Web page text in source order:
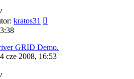
kratos31
GRID Demo.
cze 2008, 16:53